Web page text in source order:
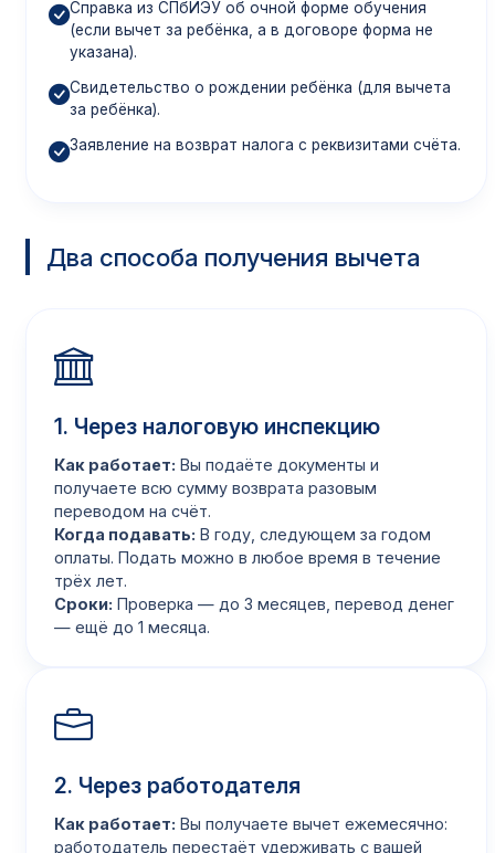
Справка из СПбИЭУ об очной форме обучения
(если вычет за ребёнка, а в договоре форма не
указана).
Свидетельство о рождении ребёнка (для вычета
за ребёнка).
Заявление на возврат налога с реквизитами счёта.
Два способа получения вычета
1. Через налоговую инспекцию
Как работает: Вы подаёте документы и
получаете всю сумму возврата разовым
переводом на счёт.
Когда подавать: В году, следующем за годом
оплаты. Подать можно в любое время в течение
трёх лет.
Сроки: Проверка — до 3 месяцев, перевод денег
— ещё до 1 месяца.
2. Через работодателя
Как работает: Вы получаете вычет ежемесячно:
работодатель перестаёт удерживать с вашей